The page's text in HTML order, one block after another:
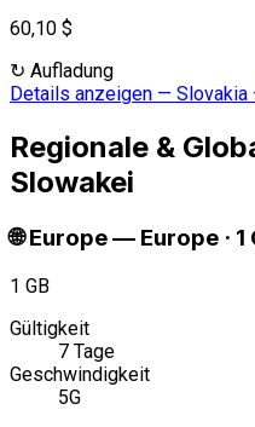
60,10 $
↻ Aufladung
Details anzeigen — Slovakia
Regionale &
Slowakei
🌐 Europe— Europe · 1
1 GB
Gültigkeit
7 Tage
Geschwindigkeit
5G